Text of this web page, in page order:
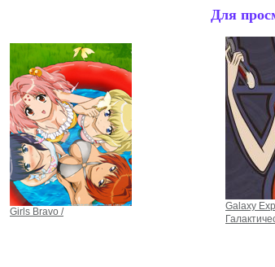
Для
Girls Bravo /
Galaxy